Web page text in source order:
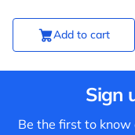
Add to cart
Sign
Be the first to